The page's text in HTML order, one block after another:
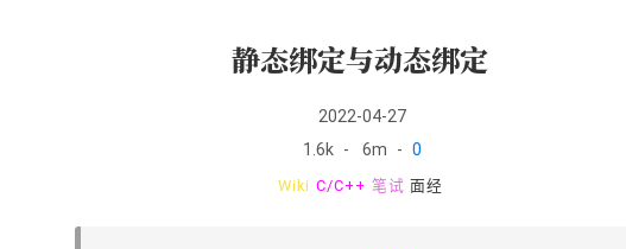
静态绑定与动态绑定
2022-04-27
1.6k - 6m - 0
Wiki C/C++ 笔试 面经